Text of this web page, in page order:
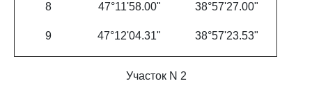
8 47°11'58.00" 38°57'27.00"
9 47°12'04.31" 38°57'23.53"
Участок N 2